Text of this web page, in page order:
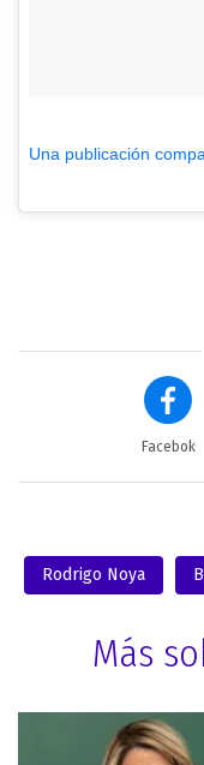
Facebok
Rodrigo Noya
Más